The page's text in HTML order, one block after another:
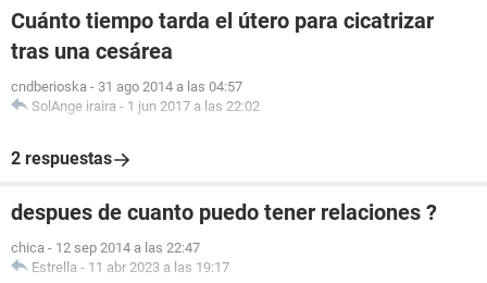
Cuánto tiempo tarda el útero para cicatrizar
tras una cesárea
cndberioska - 31 ago 2014 a las 04:57
SolAnge iraira - 1 jun 2017 a las 22:02
2 respuestas
despues de cuanto puedo tener relaciones ?
chica - 12 sep 2014 a las 22:47
Estrella - 11 abr 2023 a las 19:17